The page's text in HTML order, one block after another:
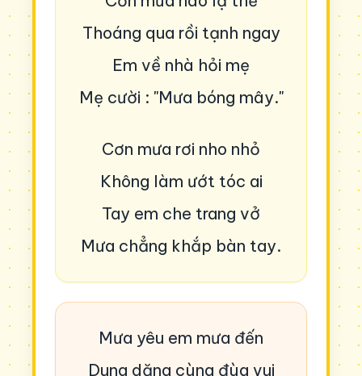
Thoáng qua rồi tạnh ngay
Em về nhà hỏi mẹ
Mẹ cười : "Mưa bóng mây."
Cơn mưa rơi nho nhỏ
Không làm ướt tóc ai
Tay em che trang vở
Mưa chẳng khắp bàn tay.
Mưa yêu em mưa đến
Dung dăng cùng đùa vui